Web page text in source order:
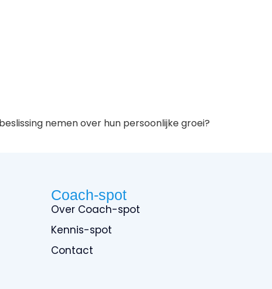
nemen over hun persoonlijke groei?
Coach-spot
Over Coach-spot
Kennis-spot
Contact